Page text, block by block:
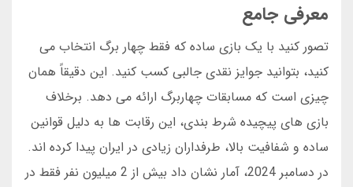
معرفی جامع
تصور کنید با یک بازی ساده که فقط چهار برگ انتخاب می
کنید، بتوانید جوایز نقدی جالبی کسب کنید. این دقیقاً همان
چیزی است که مسابقات چهاربرگ ارائه می دهد. برخلاف
بازی های پیچیده شرط بندی، این رقابت ها به دلیل قوانین
ساده و شفافیت بالا، طرفداران زیادی در ایران پیدا کرده اند.
در دسامبر 2024، آمار نشان داد بیش از 2 میلیون نفر فقط در